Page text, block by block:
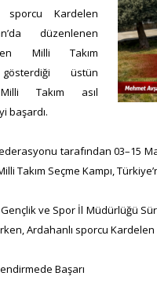
sporcu Kardelen
düzenlenen
Milli Takım
üstün
Takım asıl
başardı.
tarafından 03–15
Takım Seçme Kampı,
ve Spor İl Müdürlüğü
Ardahanlı sporcu Kardelen
Başarı